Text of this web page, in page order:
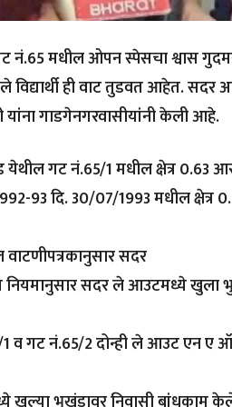
मधील ओपन स्पेसचा श्वास
विद्यार्थी ही वाट तुडवत आहेत.
यांना गाडगेनगरवासीयांनी केली आहे.
गट नं.65/1 मधील क्षेत्र 0.63
दि. 30/07/1993 मधील क्षेत्र
सदर
सदर ले आउटमध्ये खुला
गट नं.65/2 दोन्ही ले आउट एन ए